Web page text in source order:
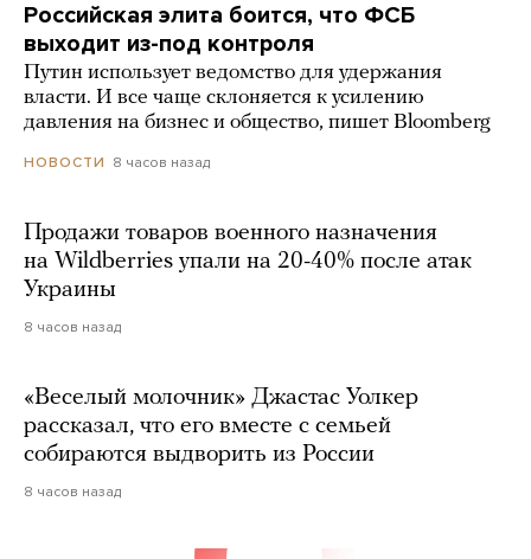
Российская элита боится, что ФСБ
выходит из-под контроля
Путин использует ведомство для удержания
власти. И все чаще склоняется к усилению
давления на бизнес и общество, пишет Bloomberg
НОВОСТИ 8 часов назад
Продажи товаров военного назначения
на Wildberries упали на 20-40% после атак
Украины
8 часов назад
«Веселый молочник» Джастас Уолкер
рассказал, что его вместе с семьей
собираются выдворить из России
8 часов назад